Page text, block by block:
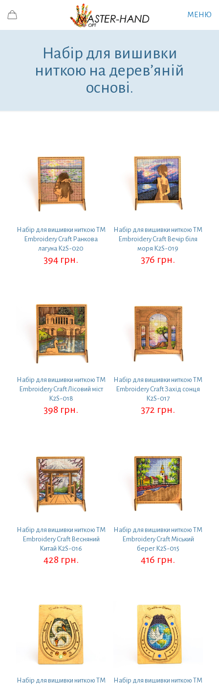
МЕНЮ
Набір для вишивки
ниткою на дерев’яній
основі.
Набір для вишивки ниткою ТМ
Embroidery Craft Ранкова
лагуна K2S-020
394 грн.
Набір для вишивки ниткою ТМ
Embroidery Craft Вечір біля
моря K2S-019
376 грн.
Набір для вишивки ниткою ТМ
Embroidery Craft Лісовий міст
K2S-018
398 грн.
Набір для вишивки ниткою ТМ
Embroidery Craft Захід сонця
K2S-017
372 грн.
Набір для вишивки ниткою ТМ
Embroidery Craft Весняний
Китай K2S-016
428 грн.
Набір для вишивки ниткою ТМ
Embroidery Craft Міський
берег K2S-015
416 грн.
Набір для вишивки ниткою ТМ
Набір для вишивки ниткою ТМ